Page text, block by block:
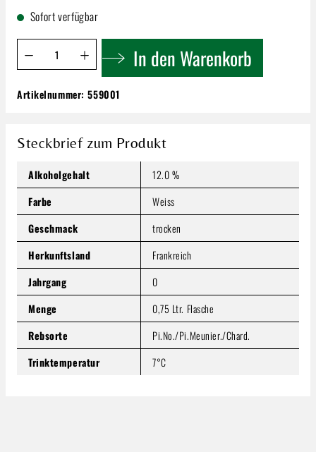
Sofort verfügbar
Produkt Anzahl: Gib den gewünschten Wert ein oder
In den Warenkorb
Veuve Clicquot Ponsardin Brut | Champagne
55,59 €
Preise inkl. MwSt. zzgl. Versandkosten
Produkt Anzahl: Gib den gewünschten Wert ein oder
In den Warenkorb
Artikelnummer:559001
Steckbrief zum Produkt
Alkoholgehalt
12.0 %
Farbe
Weiss
Geschmack
trocken
Herkunftsland
Frankreich
Jahrgang
0
Menge
0,75 Ltr. Flasche
Rebsorte
Pi.No./Pi.Meunier./Chard.
Trinktemperatur
7°C